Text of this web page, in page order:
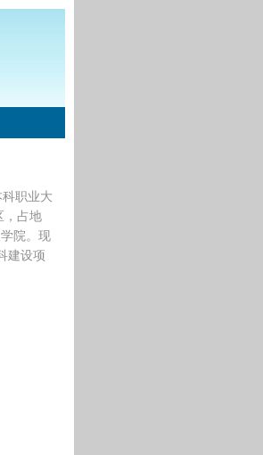
职业大
，占地
院。现
建设项